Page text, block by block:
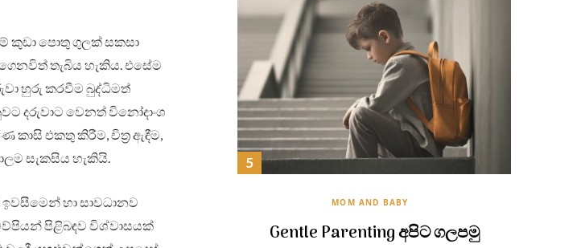
කුඩා පොතු ගුලක් සකසා
තැබිය හැකිය. එසේම
හුරු කරවීම බුද්ධිමත්
දරුවාට වෙනත් විනෝදාංශ
කාසි එකතු කිරීම, චිත්‍ර ඇඳීම,
සැකසිය හැකියි.
හා සාවධානව
පිළිබඳව විශ්වාසයක්
MOM AND BABY
Gentle Parenting අපිට ගලපමු